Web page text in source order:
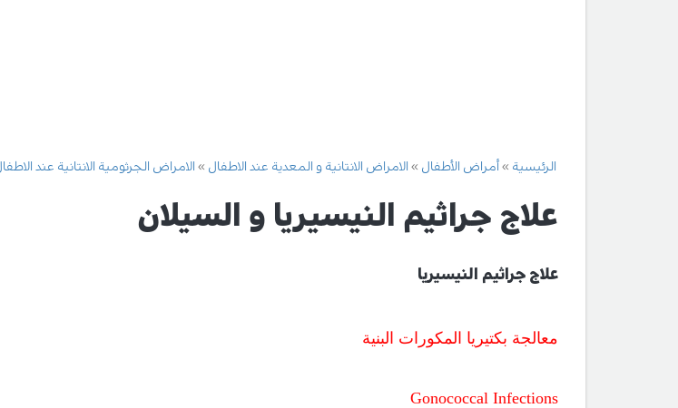
الرئيسية أمراض الأطفال الامراض الانتانية و المعدية عند الاطفال الامراض الجرثومية الانتانية عند
علاج جراثيم النيسيريا و السيلان
علاج جراثيم النيسيريا
معالجة بكتيريا المكورات البنية
Gonococcal Infections